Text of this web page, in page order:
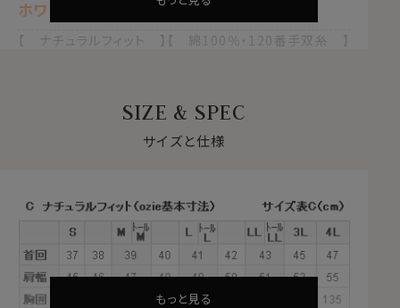
ホワイト 白
【 ナチュラルフィット 】【 綿100％・120番手双糸 】
【 ボタンダウン 】【 ポケット無し 】
繊維の長さが通常より長い綿（詳しくは繊維の長さが
28.6mm以上の原綿）を超長綿といいます。
超長綿は世界の綿生産量のたった3％しかない希少性の
高いプレミアムコットンです。
その中の1種類がアメリカ南西部が産地のスーピマ綿で
す。
SIZE & SPEC
サイズと仕様
もっと見る